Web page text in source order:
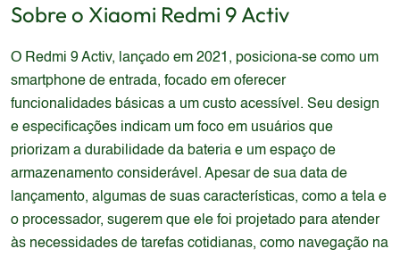
Sobre o Xiaomi Redmi 9 Activ
O Redmi 9 Activ, lançado em 2021, posiciona-se como um
smartphone de entrada, focado em oferecer
funcionalidades básicas a um custo acessível. Seu design
e especificações indicam um foco em usuários que
priorizam a durabilidade da bateria e um espaço de
armazenamento considerável. Apesar de sua data de
lançamento, algumas de suas características, como a tela e
o processador, sugerem que ele foi projetado para atender
às necessidades de tarefas cotidianas, como navegação na